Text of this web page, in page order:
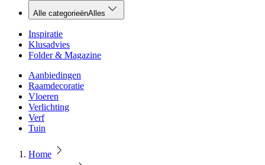
Alle categorieënAlles
Inspiratie
Klusadvies
Folder & Magazine
Aanbiedingen
Raamdecoratie
Vloeren
Verlichting
Verf
Tuin
Home